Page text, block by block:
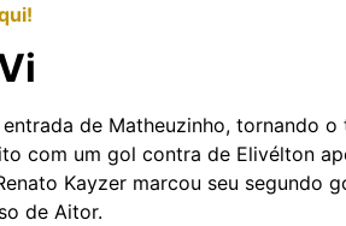
de Matheuzinho, tornando o
com um gol contra de Elivélton
Kayzer marcou seu segundo
de Aitor.